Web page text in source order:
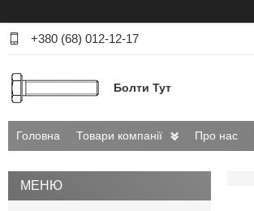
+380 (68) 012-12-17
Болти Тут
Головна Товари компанії Про нас